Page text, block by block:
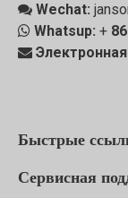
 Wechat:
 Whatsup: +

Быстрые
Сервисная